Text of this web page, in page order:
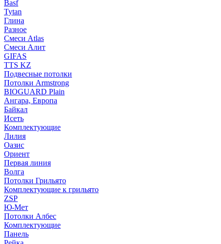
Basf
Tytan
Глина
Разное
Смеси Atlas
Смеси Алит
GIFAS
TTS KZ
Подвесные потолки
Потолки Armstrong
BIOGUARD Plain
Ангара, Европа
Байкал
Исеть
Комплектующие
Лилия
Оазис
Ориент
Первая линия
Волга
Потолки Грильято
Комплектующие к грильято
ZSP
Ю-Мет
Потолки Албес
Комплектующие
Панель